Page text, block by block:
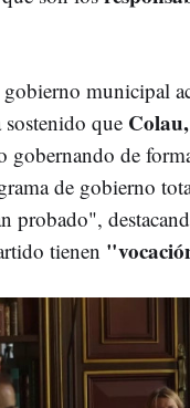
municipal
que
gobernando de
de gobierno
probado",
tienen